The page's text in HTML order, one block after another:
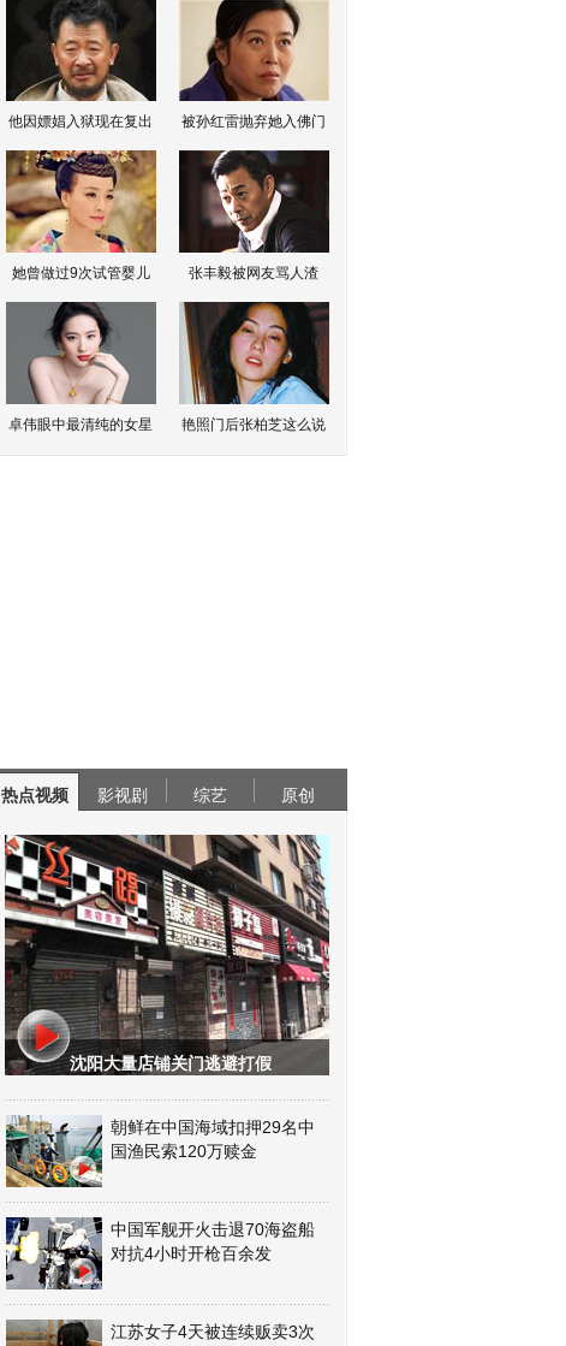
他因嫖娼入狱现在复出 被孙红雷抛弃她入佛门
她曾做过9次试管婴儿 张丰毅被网友骂人渣
卓伟眼中最清纯的女星 艳照门后张柏芝这么说
热点视频 影视剧 综艺 原创
沈阳大量店铺关门逃避打假
朝鲜在中国海域扣押29名中
国渔民索120万赎金
中国军舰开火击退70海盗船
对抗4小时开枪百余发
江苏女子4天被连续贩卖3次